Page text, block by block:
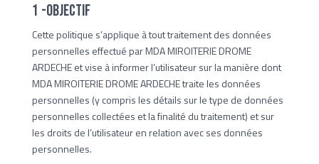
1 -Objectif
Cette politique s’applique à tout traitement des données
personnelles effectué par MDA MIROITERIE DROME
ARDECHE et vise à informer l’utilisateur sur la manière dont
MDA MIROITERIE DROME ARDECHE traite les données
personnelles (y compris les détails sur le type de données
personnelles collectées et la finalité du traitement) et sur
les droits de l’utilisateur en relation avec ses données
personnelles.